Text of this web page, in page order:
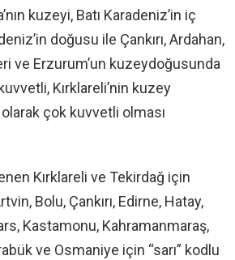
kuzeyi, Batı Karadeniz’in iç
doğusu ile Çankırı, Ardahan,
ve Erzurum’un kuzeydoğusunda
Kırklareli’nin kuzey
çok kuvvetli olması
Kırklareli ve Tekirdağ için
Bolu, Çankırı, Edirne, Hatay,
Kastamonu, Kahramanmaraş,
ve Osmaniye için “sarı” kodlu